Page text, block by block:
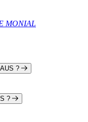
MONIAL
?
?